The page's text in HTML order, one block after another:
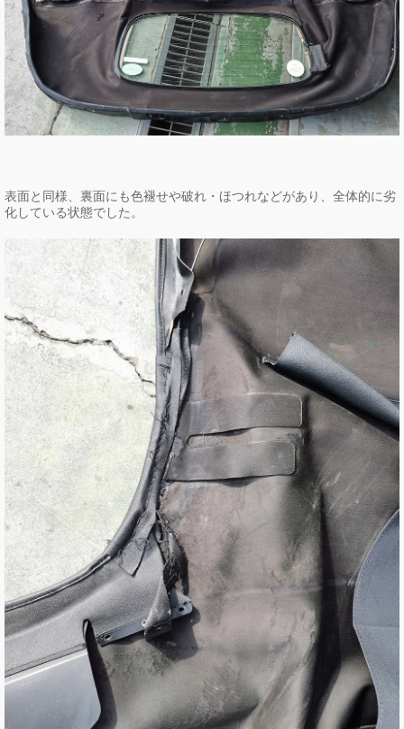
表面と同様、裏面にも色褪せや破れ・ほつれなどがあり、全体的に劣
化している状態でした。